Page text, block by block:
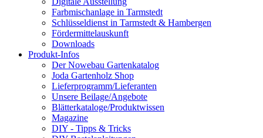
Farbmischanlage in Tarmstedt
Schlüsseldienst in Tarmstedt & Hambergen
Fördermittelauskunft
Downloads
Produkt-Infos
Der Nowebau Gartenkatalog
Joda Gartenholz Shop
Lieferprogramm/Lieferanten
Unsere Beilage/Angebote
Blätterkataloge/Produktwissen
Magazine
DIY - Tipps & Tricks